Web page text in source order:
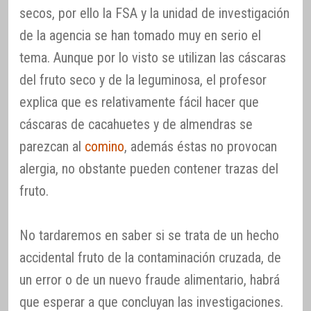
secos, por ello la FSA y la unidad de investigación
de la agencia se han tomado muy en serio el
tema. Aunque por lo visto se utilizan las cáscaras
del fruto seco y de la leguminosa, el profesor
explica que es relativamente fácil hacer que
cáscaras de cacahuetes y de almendras se
parezcan al comino, además éstas no provocan
alergia, no obstante pueden contener trazas del
fruto.
No tardaremos en saber si se trata de un hecho
accidental fruto de la contaminación cruzada, de
un error o de un nuevo fraude alimentario, habrá
que esperar a que concluyan las investigaciones.